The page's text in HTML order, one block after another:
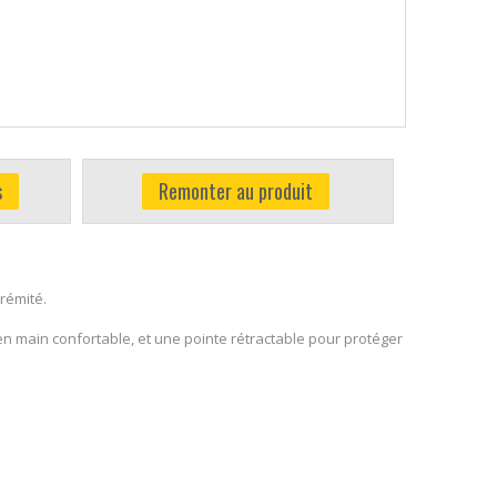
Remonter au produit
main confortable, et une pointe rétractable pour protéger